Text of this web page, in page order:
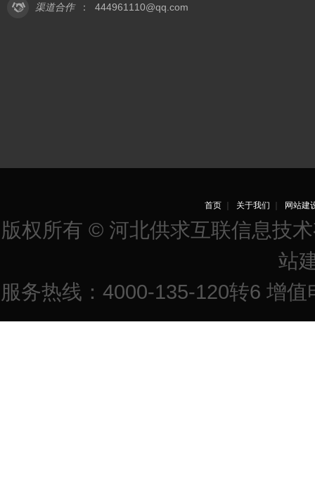
渠道合作 ： 444961110@qq.com
首页｜ 关于我们 网站建
版权所有 © 河北供求互联信息技
站
服务热线：4000-135-120转6 增